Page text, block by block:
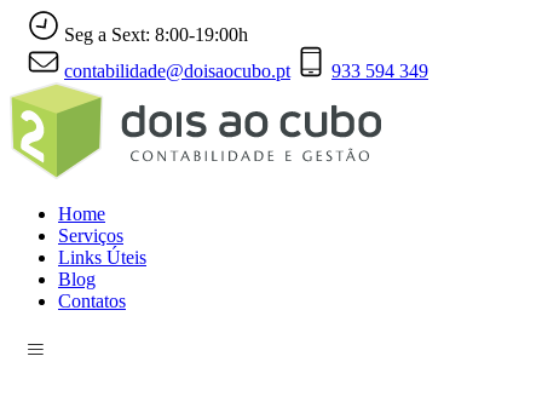
Seg a Sext: 8:00-19:00h
contabilidade@doisaocubo.pt
933 594 349
Home
Serviços
Links Úteis
Blog
Contatos